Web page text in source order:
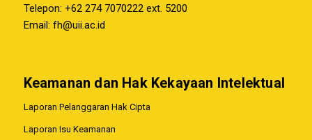
Telepon: +62 274 7070222 ext. 5200
Email: fh@uii.ac.id
Keamanan dan Hak Kekayaan Intelektual
Laporan Pelanggaran Hak Cipta
Laporan Isu Keamanan